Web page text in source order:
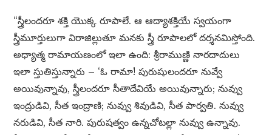
“స్త్రీలందరూ శక్తి యొక్క రూపాలే. ఆ ఆద్యాశక్తియే స్వయంగా
స్త్రీమూర్తులుగా విరాజిల్లుతూ మనకు స్త్రీ రూపాలలో దర్శనమిస్తోంది.
అధ్యాత్మ రామాయణంలో ఇలా ఉంది: శ్రీరాముణ్ణి నారదాదులు
ఇలా స్తుతిస్తున్నారు – ‘ఓ రామా! పురుషులందరూ నువ్వే
అయివున్నావు, స్త్రీలందరూ సీతాదేవియే అయివున్నారు; నువ్వు
ఇంద్రుడివి, సీత ఇంద్రాణి; నువ్వు శివుడివి, సీత పార్వతి. నువ్వు
నరుడివి, సీత నారి. పురుషత్వం ఉన్నచోటల్లా నువ్వు ఉన్నావు.